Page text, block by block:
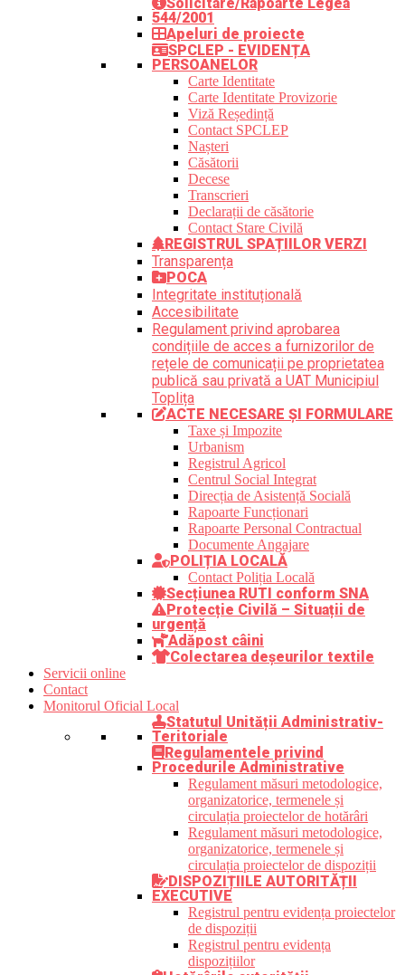
544/2001
Apeluri de proiecte
SPCLEP - EVIDENȚA
PERSOANELOR
Carte Identitate
Carte Identitate Provizorie
Viză Reședință
Contact SPCLEP
Nașteri
Căsătorii
Decese
Transcrieri
Declarații de căsătorie
Contact Stare Civilă
REGISTRUL SPAȚIILOR VERZI
Transparența
POCA
Integritate instituțională
Accesibilitate
Regulament privind aprobarea
condițiile de acces a furnizorilor de
rețele de comunicații pe proprietatea
publică sau privată a UAT Municipiul
Toplița
ACTE NECESARE ȘI FORMULARE
Taxe și Impozite
Urbanism
Registrul Agricol
Centrul Social Integrat
Direcția de Asistență Socială
Rapoarte Funcționari
Rapoarte Personal Contractual
Documente Angajare
POLIȚIA LOCALĂ
Contact Poliția Locală
Secțiunea RUTI conform SNA
Protecție Civilă – Situații de
urgență
Adăpost câini
Colectarea deșeurilor textile
Servicii online
Contact
Monitorul Oficial Local
Statutul Unității Administrativ-
Teritoriale
Regulamentele privind
Procedurile Administrative
Regulament măsuri metodologice,
organizatorice, termenele și
circulația proiectelor de hotărâri
Regulament măsuri metodologice,
organizatorice, termenele și
circulația proiectelor de dispoziții
DISPOZIȚIILE AUTORITĂȚII
EXECUTIVE
Registrul pentru evidența proiectelor
de dispoziții
Registrul pentru evidența
dispozițiilor